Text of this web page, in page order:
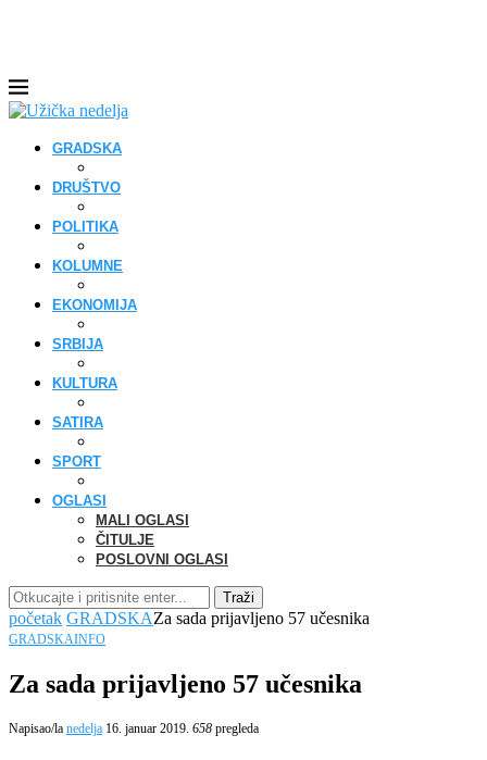
GRADSKA
DRUŠTVO
POLITIKA
KOLUMNE
EKONOMIJA
SRBIJA
KULTURA
SATIRA
SPORT
OGLASI
MALI OGLASI
ČITULJE
POSLOVNI OGLASI
Traži
početak GRADSKAZa sada prijavljeno 57 učesnika
GRADSKAINFO
Za sada prijavljeno 57 učesnika
Napisao/la nedelja 16. januar 2019. 658 pregleda